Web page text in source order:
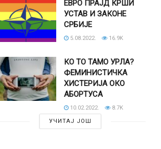
ЕВРО ПРАЈД КРШИ
УСТАВ И ЗАКОНЕ
СРБИЈЕ
5.08.2022. 16.9K
КО ТО ТАМО УРЛА?
ФЕМИНИСТИЧКА
ХИСТЕРИЈА ОКО
АБОРТУСА
10.02.2022.
8.7K
УЧИТАЈ ЈОШ